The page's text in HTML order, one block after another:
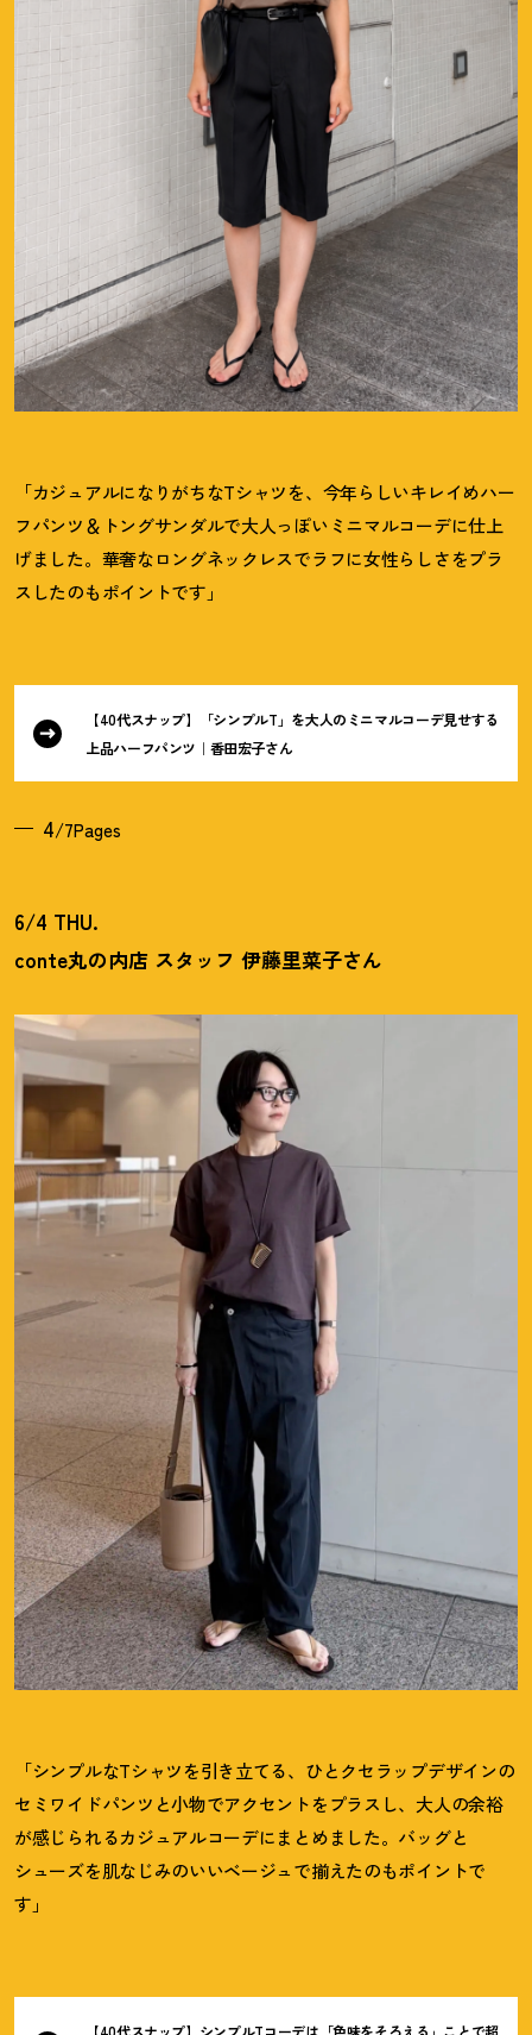
「カジュアルになりがちなTシャツを、今年らしいキレイめハー
フパンツ＆トングサンダルで大人っぽいミニマルコーデに仕上
げました。華奢なロングネックレスでラフに女性らしさをプラ
スしたのもポイントです」
【40代スナップ】「シンプルT」を大人のミニマルコーデ見せする
上品ハーフパンツ｜香田宏子さん
4/7Pages
6/4 THU.
conte丸の内店 スタッフ 伊藤里菜子さん
「シンプルなTシャツを引き立てる、ひとクセラップデザインの
セミワイドパンツと小物でアクセントをプラスし、大人の余裕
が感じられるカジュアルコーデにまとめました。バッグと
シューズを肌なじみのいいベージュで揃えたのもポイントで
す」
【40代スナップ】シンプルTコーデは「色味をそろえる」ことで超